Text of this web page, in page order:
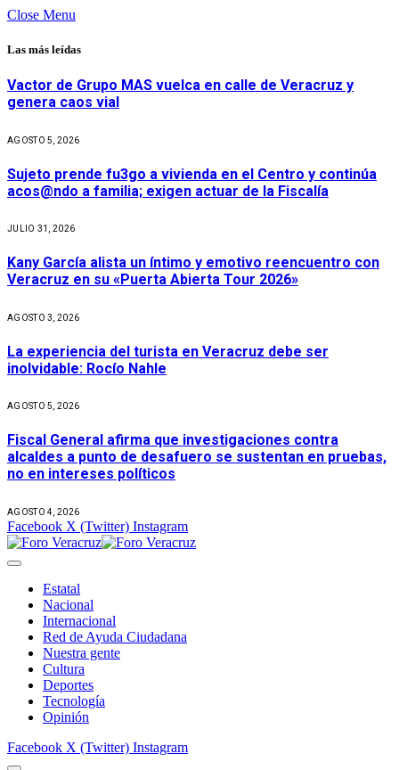
Close Menu
Las más leídas
Vactor de Grupo MAS vuelca en calle de Veracruz y
genera caos vial
AGOSTO 5, 2026
Sujeto prende fu3go a vivienda en el Centro y continúa
acos@ndo a familia; exigen actuar de la Fiscalía
JULIO 31, 2026
Kany García alista un íntimo y emotivo reencuentro con
Veracruz en su «Puerta Abierta Tour 2026»
AGOSTO 3, 2026
La experiencia del turista en Veracruz debe ser
inolvidable: Rocío Nahle
AGOSTO 5, 2026
Fiscal General afirma que investigaciones contra
alcaldes a punto de desafuero se sustentan en pruebas,
no en intereses políticos
AGOSTO 4, 2026
Facebook X (Twitter) Instagram
Estatal
Nacional
Internacional
Red de Ayuda Ciudadana
Nuestra gente
Cultura
Deportes
Tecnología
Opinión
Facebook X (Twitter) Instagram